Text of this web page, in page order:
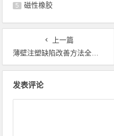
5 磁性橡胶
上一篇
薄壁注塑缺陷改善方法全解（16种）
发表评论